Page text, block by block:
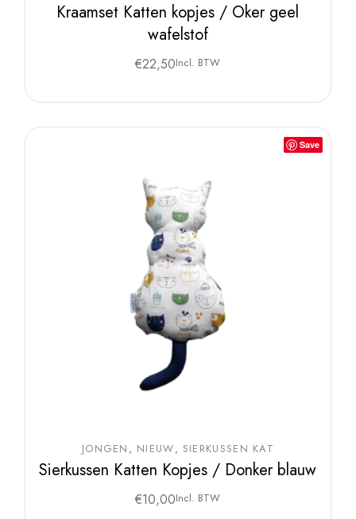
Kraamset Katten kopjes / Oker geel
wafelstof
€22,50Incl. BTW
Save
JONGEN NIEUW SIERKUSSEN KAT
Sierkussen Katten Kopjes / Donker blauw
€10,00Incl. BTW